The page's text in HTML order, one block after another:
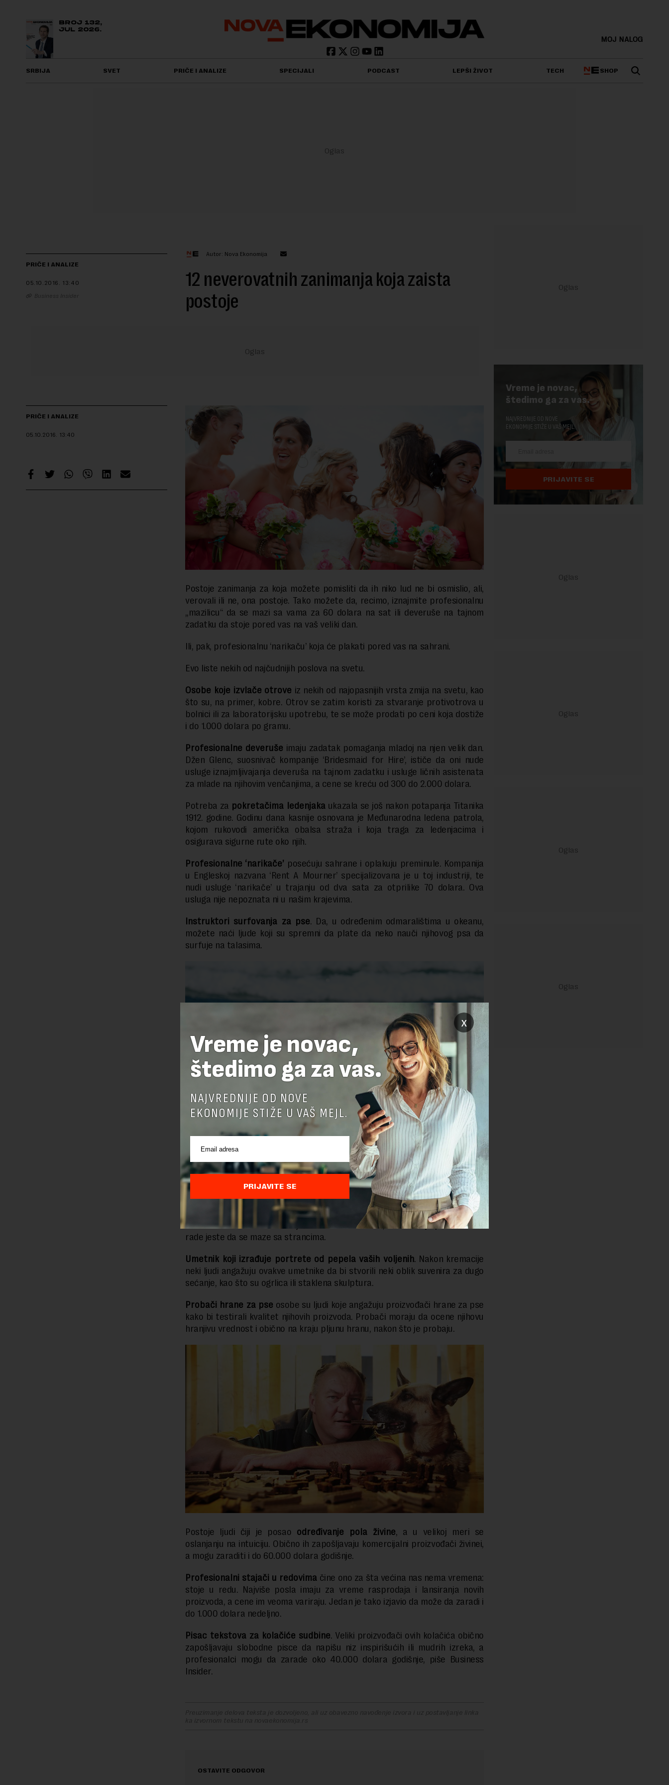
BROJ 132,
JUL 2026.
MOJ NALOG
SRBIJA SVET PRIČE I ANALIZE SPECIJALI PODCAST LEPŠI ŽIVOT TECH SHOP
PRIČE I ANALIZE
05.10.2016. 13:40
Business Insider
Autor: Nova Ekonomija
12 neverovatnih zanimanja koja zaista
postoje
PRIČE I ANALIZE
05.10.2016. 13:40
Postoje zanimanja za koja možete pomisliti da ih niko lud ne bi osmislio, ali,
verovali ili ne, ona postoje. Tako možete da, recimo, iznajmite profesionalnu
„mazilicu“ da se mazi sa vama za 60 dolara na sat ili deveruše na tajnom
zadatku da stoje pored vas na vaš veliki dan.
Ili, pak, profesionalnu ‘narikaču’ koja će plakati pored vas na sahrani.
Evo liste nekih od najčudnijih poslova na svetu.
Osobe koje izvlače otrove iz nekih od najopasnijih vrsta zmija na svetu, kao
što su, na primer, kobre. Otrov se zatim koristi za stvaranje protivotrova u
bolnici ili za laboratorijsku upotrebu, te se može prodati po ceni koja dostiže
i do 1.000 dolara po gramu.
Profesionalne deveruše imaju zadatak pomaganja mladoj na njen velik dan.
Džen Glenc, suosnivač kompanije ‘Bridesmaid for Hire’, ističe da oni nude
usluge iznajmljivajanja deveruša na tajnom zadatku i usluge ličnih asistenata
za mlade na njihovim venčanjima, a cene se kreću od 300 do 2.000 dolara.
Potreba za pokretačima ledenjakaukazala se još nakon potapanja Titanika
1912. godine. Godinu dana kasnije osnovana je Međunarodna ledena patrola,
kojom rukovodi američka obalsa straža i koja traga za ledenjacima i
osigurava sigurne rute oko njih.
Profesionalne ‘narikače’ posećuju sahrane i oplakuju preminule. Kompanija
u Engleskoj nazvana ‘Rent A Mourner’ specijalizovana je u toj industriji, te
nudi usluge ‘narikače’ u trajanju od dva sata za otprilike 70 dolara. Ova
usluga nije nepoznata ni u našim krajevima.
Instruktori surfovanja za pse. Da, u određenim odmaralištima u okeanu,
možete naći ljude koji su spremni da plate da neko nauči njihovog psa da
surfuje na talasima.
‘Senzorni naučnici’
su osobe trenirane da koriste svoje ruke i otkrile
efikasnost proizvoda poput losiona, gelova za lice i brijača. Ove osobe
kangažuju se tek povremeno, ali mogu da zarade do 25 dolara na sat.
Profesionalne maze
zarađuju do 80 dolara na sat, a sve što je potrebno da
rade jeste da se maze sa strancima.
Umetnik koji izrađuje portrete od pepela vaših voljenih. Nakon kremacije
neki ljudi angažuju ovakve umetnike da bi stvorili neki oblik suvenira za dugo
sećanje, kao što su ogrlica ili staklena skulptura.
Probači hrane za pse osobe su ljudi koje angažuju proizvođači hrane za pse
kako bi testirali kvalitet njihovih proizvoda. Probači moraju da ocene njihovu
hranjivu vrednost i obično na kraju pljunu hranu, nakon što je probaju.
Postoje ljudi čiji je posao određivanje pola živine, a u velikoj meri se
oslanjanju na intuiciju. Obično ih zapošljavaju komercijalni proizvođači živinei,
a mogu zaraditi i do 60.000 dolara godišnje.
Profesionalni stajači u redovima čine ono za šta većina nas nema vremena:
stoje u redu. Najviše posla imaju za vreme rasprodaja i lansiranja novih
proizvoda, a cene im veoma variraju. Jedan je tako izjavio da može da zaradi i
do 1.000 dolara nedeljno.
Pisac tekstova za kolačiće sudbine. Veliki proizvođači ovih kolačića obično
zapošljavaju slobodne pisce da napišu niz inspirišućih ili mudrih izreka, a
profesionalci mogu da zarade oko 40.000 dolara godišnje, piše Business
Insider.
Preuzimanje delova teksta je dozvoljeno, ali uz obavezno navođenje izvora i uz postavljanje linka
ka izvornom tekstu na novaekonomija.rs
OSTAVITE ODGOVOR
Vreme je novac,
štedimo ga za vas.
NAJVREDNIJE OD NOVE
EKONOMIJE STIŽE U VAŠ MEJL.
PRIJAVITE SE
x
Vreme je novac,
štedimo ga za vas.
NAJVREDNIJE OD NOVE
EKONOMIJE STIŽE U VAŠ MEJL.
PRIJAVITE SE